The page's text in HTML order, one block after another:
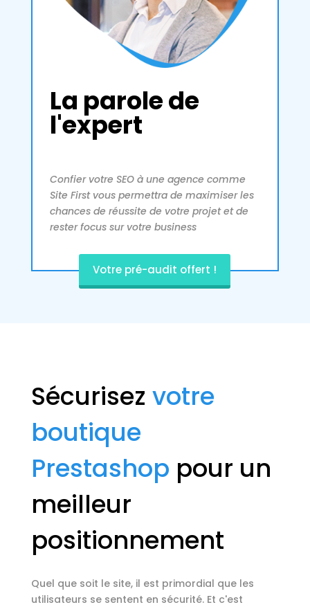
La parole de
l'expert
Confier votre SEO à une agence comme
Site First vous permettra de maximiser les
chances de réussite de votre projet et de
rester focus sur votre business
Votre pré-audit offert !
Sécurisez votre
boutique
Prestashop pour un
meilleur
positionnement
Quel que soit le site, il est primordial que les
utilisateurs se sentent en sécurité. Et c'est